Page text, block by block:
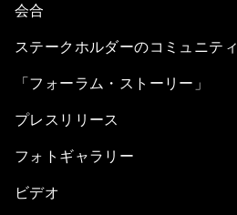
会合
ステークホルダーのコミュニティ
「フォーラム・ストーリー」
プレスリリース
フォトギャラリー
ビデオ